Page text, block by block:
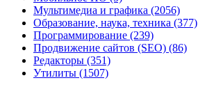
Мультимедиа и графика (2056)
Образование, наука, техника (377)
Программирование (239)
Продвижение сайтов (SEO) (86)
Редакторы (351)
Утилиты (1507)